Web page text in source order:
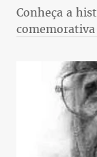
Conheça a
comemorativa